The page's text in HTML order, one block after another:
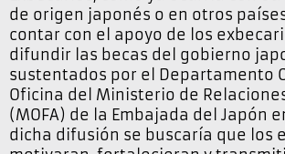
de origen japonés o en otros
contar con el apoyo de los
difundir las becas del gobierno
sustentados por el Departamento
Oficina del Ministerio de
(MOFA) de la Embajada del Japón
dicha difusión se buscaría que los